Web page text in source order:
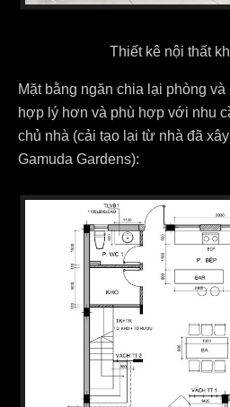
Thiết kê nội thất
Mặt bằng ngăn chia lại phòng
hợp lý hơn và phù hợp với nhu
chủ nhà (cải tạo lại từ nhà đã
Gamuda Gardens):